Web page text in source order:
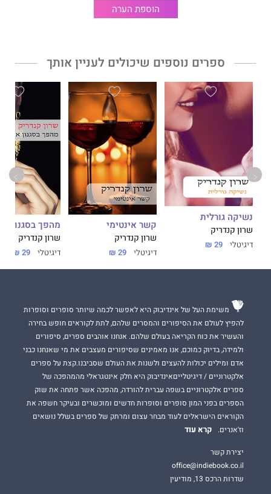
הוספת הערה
ספרים נוספים שיכולים לעניין אותך
נשיקה גורלית
שרון קנדריק
דיגיטלי 29 ₪
קשר אינטימי
שרון קנדריק
דיגיטלי 29 ₪
מהפך בסגנון
שרון קנדריק
דיגיטלי 29 ₪
משימת העל של אינדיבוק היא לאפשר לכמה שיותר סופרים וסופרות
להפיץ לעולם את הסיפורים והמסרים שלהם, לתת לקוראים חופש בחירה
והעשיר את כוח הקריאה בעולם שלהם. אנחנו אוהבים ספרים, סיפורים
ולמידה, בדיוק כמוכם, אנו מאמינים שסיפורים מעצבים את מי שאנחנו כבני
אדם ומילים יכולות להעצים ולשנות את העולם שסביבנו.קצת על ספרים
אלקטרוניים / דיגיטלייםאינדיבוק היא חלק אינטגראלי מהמהפכה של
ספרים אלקטרוניים בשפה עברית להורדה, מהפכה אשר פתחה את שוק
הספרים בפני המון סופרים וסופרות חדשים ומוכשרים ובעיקר חשפה את
הקוראים הישראלים לעוד מבחר עצום ומרתק של ספרים בשלל נושאים
וז'אנרים.
קרא עוד
יצירת קשר
office@indiebook.co.il
שדרות הרכס 13, מודיעין